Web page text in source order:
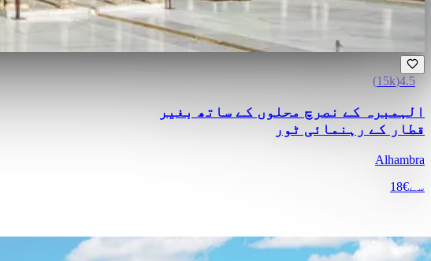
4.5
(
15k
)
الہمبرہ کے نصرچ محلوں کے ساتھ بغیر
قطار کے رہنمائی ٹور
Alhambra
سے€18